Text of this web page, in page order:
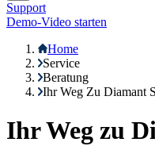
Support
Demo-Video starten
Home
Service
Beratung
Ihr Weg Zu Diamant
Ihr Weg zu